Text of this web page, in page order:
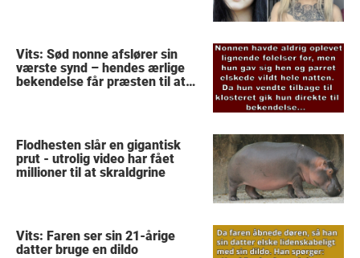
Vits: Sød nonne afslører sin
værste synd – hendes ærlige
bekendelse får præsten til at
Flodhesten slår en gigantisk
prut - utrolig video har fået
millioner til at skraldgrine
Vits: Faren ser sin 21-årige
datter bruge en dildo